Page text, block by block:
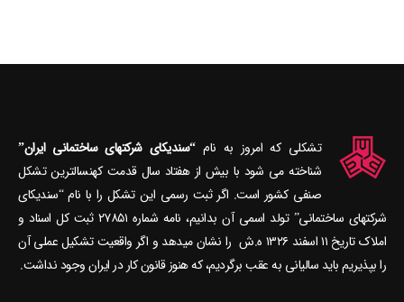
تشکلی که امروز به نام“سندیکای شرکتهای ساختمانی ایران”
شناخته می‎ شود با بیش از هفتاد سال قدمت کهنسال‎ترین تشکل
صنفی کشور است. اگر ثبت رسمی این تشکل را با نام “سندیکای
شرکتهای ساختمانی” تولد اسمی آن بدانیم، نامه شماره ۲۷۸۵۱ ثبت کل اسناد و
املاک تاریخ ۱۱ اسفند ۱۳۲۶ ه.ش را نشان می‎دهد و اگر واقعیت تشکیل عملی آن
را بپذیریم باید سالیانی به عقب برگردیم، که هنوز قانون کار در ایران وجود نداشت.